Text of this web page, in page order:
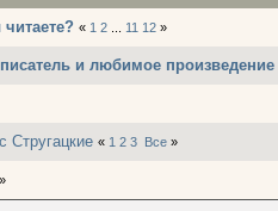
« 1 2 11 12 »
и любимое произведение
Стругацкие « 1 2 3 Все »
»